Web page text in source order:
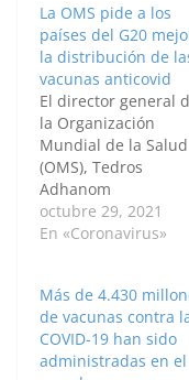
La OMS pide a los
países del G20
la distribución de
vacunas anticovid
El director general
la Organización
Mundial de la Salud
(OMS), Tedros
Adhanom
Ghebreyesus, instó
en Roma a los líderes
reparto de vacunas
contra la Covid-19
poder lograr el
de inmunizar al 40%
octubre 29, 2021
En «Coronavirus»
Más de 4.430
de vacunas contra
COVID-19 han sido
administradas en el